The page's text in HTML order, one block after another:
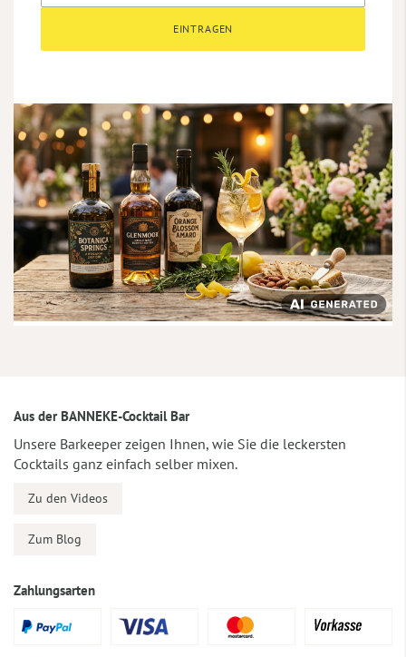
EINTRAGEN
Aus der BANNEKE-Cocktail Bar
Unsere Barkeeper zeigen Ihnen, wie Sie die leckersten
Cocktails ganz einfach selber mixen.
Zu den Videos
Zum Blog
Zahlungsarten